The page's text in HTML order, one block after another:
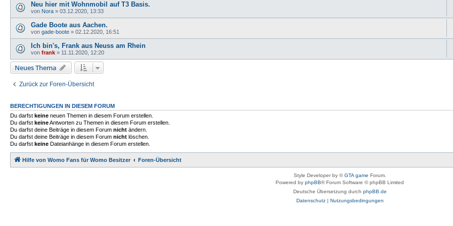
Neu hier mit Wohnmobil auf T3 Basis.
von Nora » 03.12.2020, 13:33
Gade Boote aus Aachen.
von gade-boote » 02.12.2020, 16:51
Ich bin's, Frank aus Neuss am Rhein
von frank » 11.11.2020, 12:20
Neues Thema
Zurück zur Foren-Übersicht
BERECHTIGUNGEN IN DIESEM FORUM
Du darfst keine neuen Themen in diesem Forum erstellen.
Du darfst keineAntworten zu Themen in diesem Forum erstellen.
Du darfst deine Beiträge in diesem Forum nicht ändern.
Du darfst deine Beiträge in diesem Forum nicht löschen.
Du darfst keine Dateianhänge in diesem Forum erstellen.
Hilfe von Womo Fans für Womo Besitzer Foren-Übersicht
Style Developer by ©GTA game Forum.
Powered by phpBB® Forum Software © phpBB Limited
Deutsche Übersetzung durch phpBB.de
Datenschutz| Nutzungsbedingungen